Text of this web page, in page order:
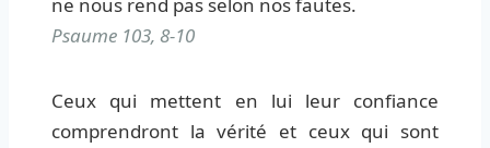
Psaume 103, 8-10
Ceux qui mettent en lui leur confiance
comprendront la vérité et ceux qui sont